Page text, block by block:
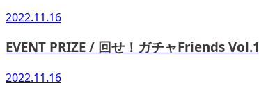
2022.11.16
EVENT PRIZE / 回せ！ガチャFriends Vol.1
2022.11.16